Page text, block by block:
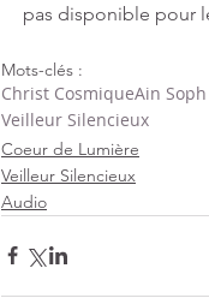
pas disponible pour
Mots-clés :
Christ CosmiqueAin
Veilleur Silencieux
Coeur de Lumière
Veilleur Silencieux
Audio